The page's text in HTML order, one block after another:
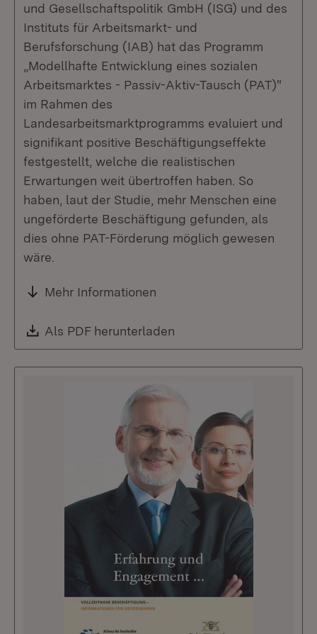
und Gesellschaftspolitik GmbH (ISG) und des
Instituts für Arbeitsmarkt- und
Berufsforschung (IAB) hat das Programm
„Modellhafte Entwicklung eines sozialen
Arbeitsmarktes - Passiv-Aktiv-Tausch (PAT)"
im Rahmen des
Landesarbeitsmarktprogramms evaluiert und
signifikant positive Beschäftigungseffekte
festgestellt, welche die realistischen
Erwartungen weit übertroffen haben. So
haben, laut der Studie, mehr Menschen eine
ungeförderte Beschäftigung gefunden, als
dies ohne PAT-Förderung möglich gewesen
wäre.
Mehr Informationen
Download:
Als PDF herunterladen